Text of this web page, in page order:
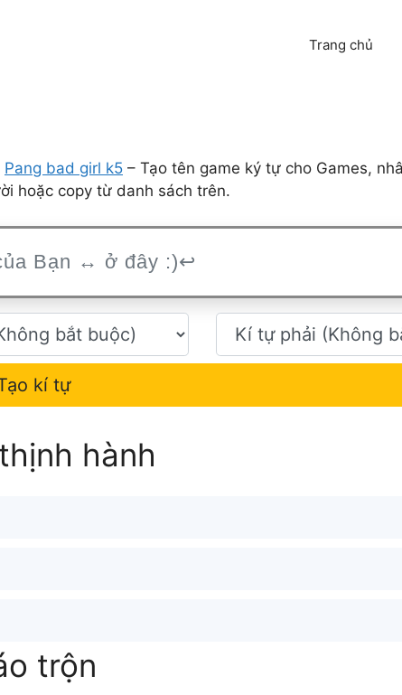
Trang chủ
Pang bad girl k5 – Tạo tên game ký tự cho Games,
hoặc copy từ danh sách trên.
kí tự
hành
trộn